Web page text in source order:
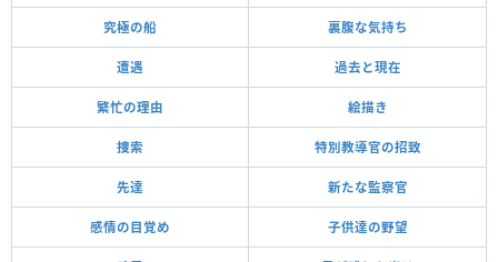
究極の船 裏腹な気持ち
遭遇 過去と現在
繁忙の理由 絵描き
捜索 特別教導官の招致
先達 新たな監察官
感情の目覚め 子供達の野望